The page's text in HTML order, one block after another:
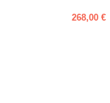
268,00 €